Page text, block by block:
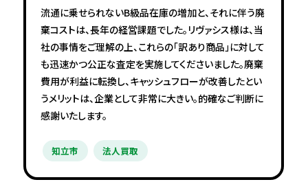
流通に乗せられないB級品在庫の増加と、それに伴う廃
棄コストは、長年の経営課題でした。リヴァシス様は、当
社の事情をご理解の上、これらの「訳あり商品」に対して
も迅速かつ公正な査定を実施してくださいました。廃棄
費用が利益に転換し、キャッシュフローが改善したとい
うメリットは、企業として非常に大きい。的確なご判断に
感謝いたします。
知立市 法人買取